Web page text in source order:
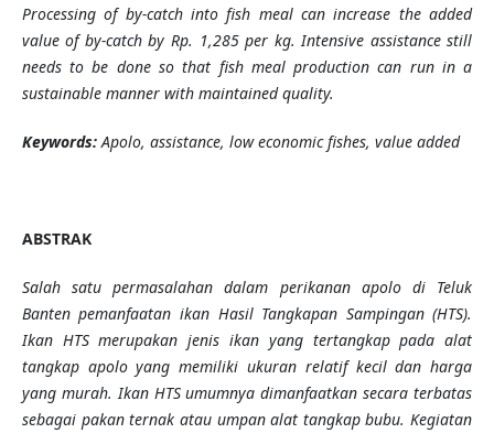
Processing of by-catch into fish meal can increase the added
value of by-catch by Rp. 1,285 per kg. Intensive assistance still
needs to be done so that fish meal production can run in a
sustainable manner with maintained quality.
Keywords:Apolo, assistance, low economic fishes, value added
ABSTRAK
Salah satu permasalahan dalam perikanan apolo di Teluk
Banten pemanfaatan ikan Hasil Tangkapan Sampingan (HTS).
Ikan HTS merupakan jenis ikan yang tertangkap pada alat
tangkap apolo yang memiliki ukuran relatif kecil dan harga
yang murah. Ikan HTS umumnya dimanfaatkan secara terbatas
sebagai pakan ternak atau umpan alat tangkap bubu. Kegiatan